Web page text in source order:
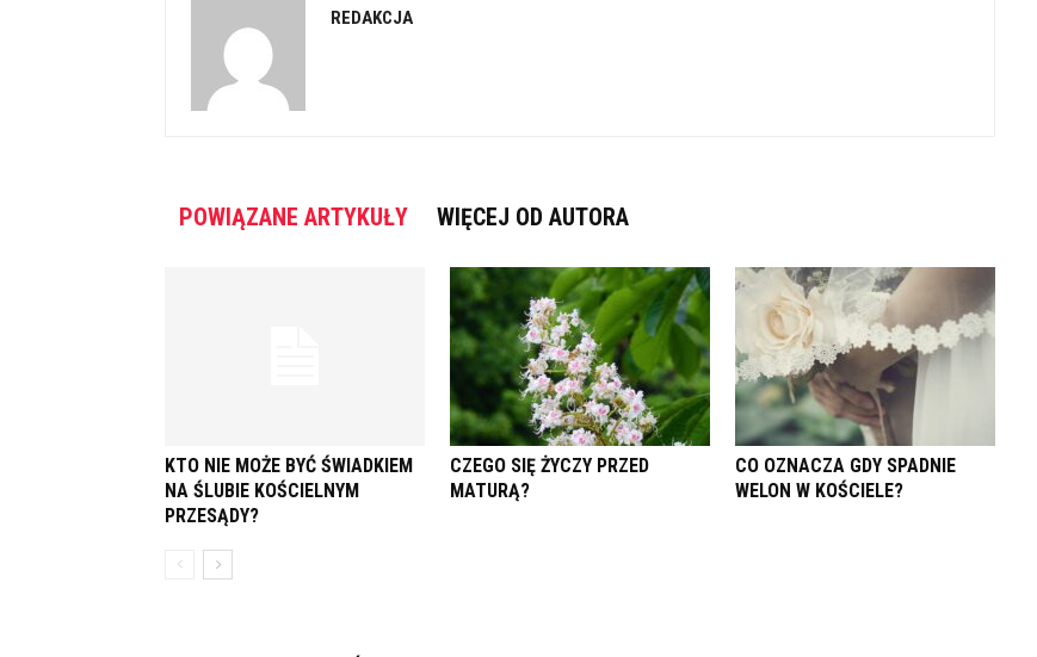
REDAKCJA
POWIĄZANE ARTYKUŁY WIĘCEJ OD AUTORA
KTO NIE MOŻE BYĆ ŚWIADKIEM
NA ŚLUBIE KOŚCIELNYM
PRZESĄDY?
CZEGO SIĘ ŻYCZY PRZED
MATURĄ?
CO OZNACZA GDY SPADNIE
WELON W KOŚCIELE?